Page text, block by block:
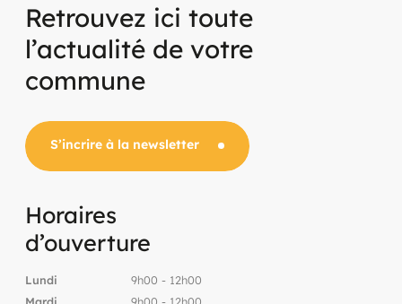
Retrouvez ici toute
l’actualité de votre
commune
S’incrire à la newsletter
Horaires
d’ouverture
Lundi
9h00 - 12h00
Mardi
9h00 - 12h00